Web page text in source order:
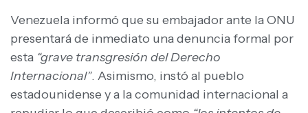
Venezuela informó que su embajador ante la ONU
presentará de inmediato una denuncia formal por
esta “grave transgresión del Derecho
Internacional”. Asimismo, instó al pueblo
estadounidense y a la comunidad internacional a